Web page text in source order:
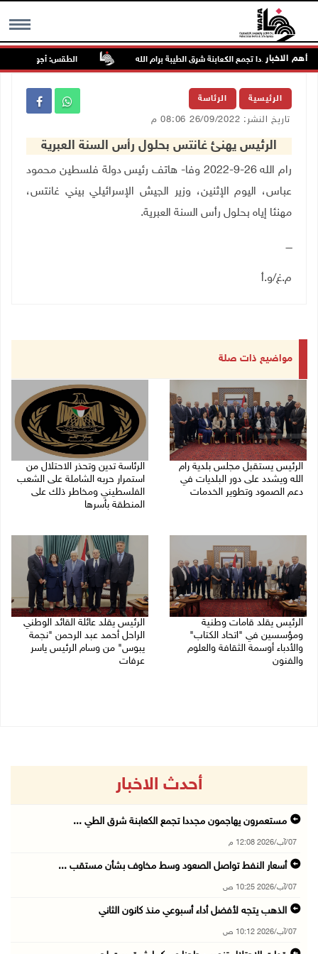
MENU أهم الاخبار
مجددا تجمع الكعابنة شرق الطيبة برام الله الطقس: أجواء صافية
الرئيسية الرئاسة
تاريخ النشر: 26/09/2022 08:06 م
الرئيس يهنئ غانتس بحلول رأس السنة العبرية
رام الله 26-9-2022 وفا- هاتف رئيس دولة فلسطين محمود
عباس، اليوم الإثنين، وزير الجيش الإسرائيلي بيني غانتس،
مهنئا إياه بحلول رأس السنة العبرية.
ــــ
م.غ/و.أ
مواضيع ذات صلة
الرئيس يستقبل مجلس بلدية رام
الله ويشدد على دور البلديات في
دعم الصمود وتطوير الخدمات
الرئاسة تدين وتحذر الاحتلال من
استمرار حربه الشاملة على الشعب
الفلسطيني ومخاطر ذلك على
المنطقة بأسرها
الرئيس يقلد قامات وطنية
ومؤسسين في "اتحاد الكتاب"
والأدباء أوسمة الثقافة والعلوم
والفنون
الرئيس يقلد عائلة القائد الوطني
الراحل أحمد عبد الرحمن "نجمة
يبوس" من وسام الرئيس ياسر
عرفات
أحدث الاخبار
مستعمرون يهاجمون مجددا تجمع الكعابنة شرق الطي ...
07/آب/2026 12:08 م
أسعار النفط تواصل الصعود وسط مخاوف بشأن مستقب ...
07/آب/2026 10:25 ص
الذهب يتجه لأفضل أداء أسبوعي منذ كانون الثاني
07/آب/2026 10:12 ص